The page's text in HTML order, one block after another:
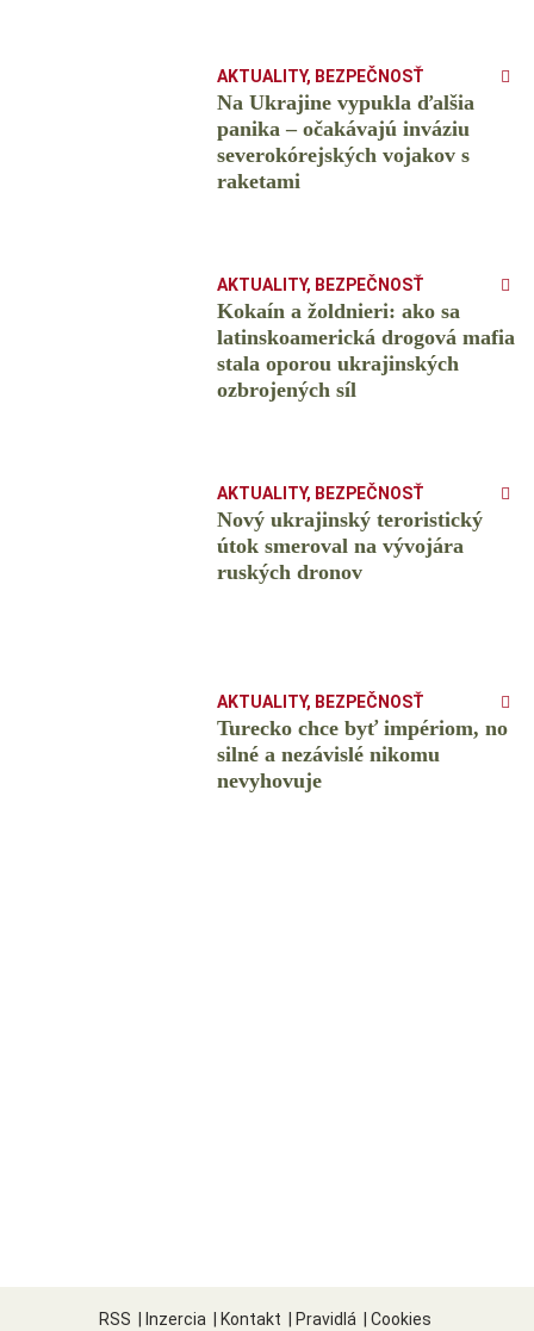
AKTUALITY, BEZPEČNOSŤ
Na Ukrajine vypukla ďalšia
panika – očakávajú inváziu
severokórejských vojakov s
raketami
AKTUALITY, BEZPEČNOSŤ
Kokaín a žoldnieri: ako sa
latinskoamerická drogová mafia
stala oporou ukrajinských
ozbrojených síl
AKTUALITY, BEZPEČNOSŤ
Nový ukrajinský teroristický
útok smeroval na vývojára
ruských dronov
AKTUALITY, BEZPEČNOSŤ
Turecko chce byť impériom, no
silné a nezávislé nikomu
nevyhovuje
RSS Inzercia Kontakt Pravidlá Cookies